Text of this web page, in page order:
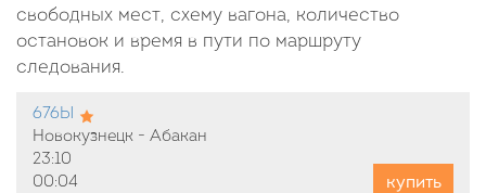
свободных мест, схему вагона, количество
остановок и время в пути по маршруту
следования.
676Ы
Новокузнецк - Абакан
23:10
00:04
купить